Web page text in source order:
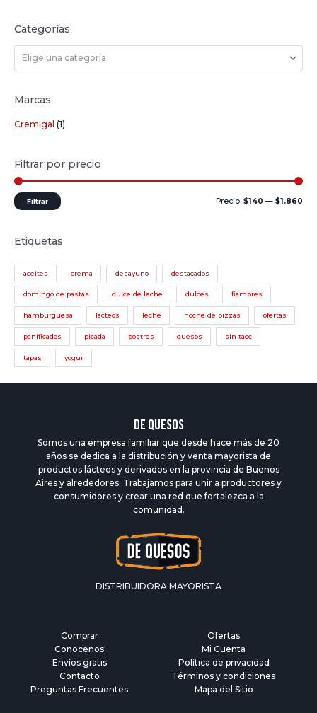
Categorías
Elige una categoría
Marcas
Cremigal (1)
Filtrar por precio
Filtrar Precio: $140 — $1.860
Etiquetas
aceites crema desayuno destacados
domingo de pastas dulce de leche dulces fiambres
hamburguesa lacteos leche noche de pizzas ofertas
panificados picada postres quesos sin tacc
tapas yogur
DE QUESOS
Somos una empresa familiar que desde hace más de 20
años se dedica a la distribución y venta mayorista de
productos lácteos y derivados en la provincia de Buenos
Aires y alrededores. Trabajamos para unir a productores y
consumidores y crear una red que fortalezca a la
comunidad.
DISTRIBUIDORA MAYORISTA
Comprar
Conocenos
Envíos gratis
Contacto
Preguntas Frecuentes
Ofertas
Mi Cuenta
Política de privacidad
Términos y condiciones
Mapa del Sitio